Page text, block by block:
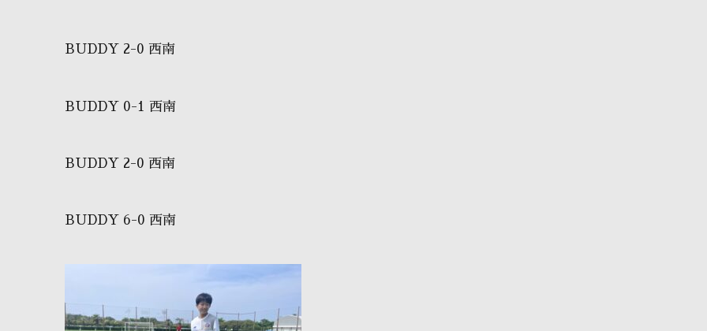
BUDDY 2-0 西南
BUDDY 0-1 西南
BUDDY 2-0 西南
BUDDY 6-0 西南